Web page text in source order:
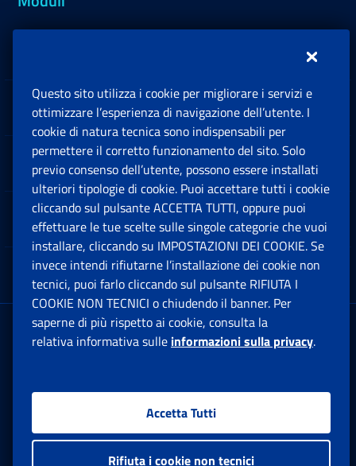
Sedi e Contatti
Software
Note Legali
App mobile
Sede Legale : Via Ciro il Grande, 21
00144 Roma
Facebook: Apre una nuova finestra
Twitter: Apre una nuova finestra
Whatsapp: Apre una nuova
Youtube: Apre una
Instagram:
Questo sito utilizza i cookie per migliorare i servizi e
ottimizzare l’esperienza di navigazione dell’utente. I
cookie di natura tecnica sono indispensabili per
permettere il corretto funzionamento del sito. Solo
previo consenso dell’utente, possono essere installati
ulteriori tipologie di cookie. Puoi accettare tutti i cookie
cliccando sul pulsante ACCETTA TUTTI, oppure puoi
effettuare le tue scelte sulle singole categorie che vuoi
installare, cliccando su IMPOSTAZIONI DEI COOKIE. Se
invece intendi rifiutarne l’installazione dei cookie non
tecnici, puoi farlo cliccando sul pulsante RIFIUTA I
COOKIE NON TECNICI o chiudendo il banner. Per
saperne di più rispetto ai cookie, consulta la
relativa informativa sulle informazioni sulla privacy.
Accetta Tutti
Rifiuta i cookie non tecnici